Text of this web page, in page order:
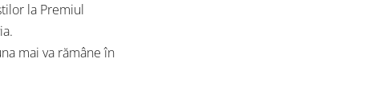
la Premiul
mai va rămâne în